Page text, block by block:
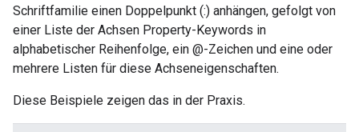
Schriftfamilie einen Doppelpunkt (:) anhängen, gefolgt von
einer Liste der Achsen Property-Keywords in
alphabetischer Reihenfolge, ein @-Zeichen und eine oder
mehrere Listen für diese Achseneigenschaften.
Diese Beispiele zeigen das in der Praxis.